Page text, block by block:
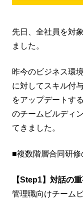
先日、全社員を対
ました。
昨今のビジネス環
に対してスキル付
をアップデートす
のチームビルディ
てきました。
■複数階層合同研修
【Step1】対話の
管理職向けチーム